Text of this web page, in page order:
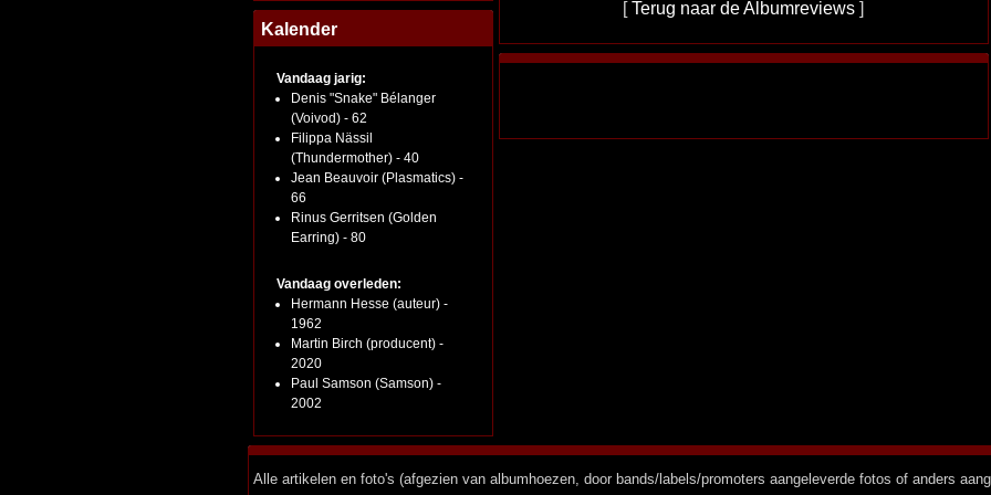
Kalender
Vandaag jarig:
Denis "Snake" Bélanger
(Voivod) - 62
Filippa Nässil
(Thundermother) - 40
Jean Beauvoir (Plasmatics) -
66
Rinus Gerritsen (Golden
Earring) - 80
Vandaag overleden:
Hermann Hesse (auteur) -
1962
Martin Birch (producent) -
2020
Paul Samson (Samson) -
2002
[Terug naar de Albumreviews ]
Alle artikelen en foto's (afgezien van albumhoezen, door bands/labels/promoters aangeleverde fotos of anders